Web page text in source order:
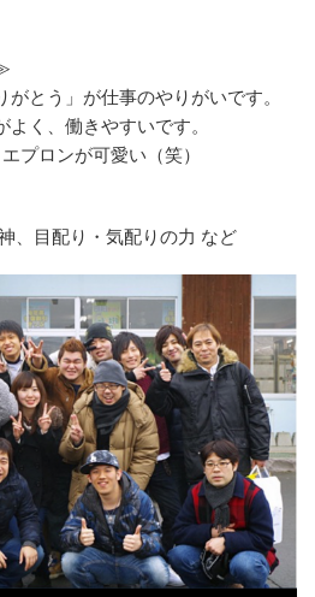
がとう」が仕事のやりがいです。
よく、働きやすいです。
プロンが可愛い（笑）
、目配り・気配りの力 など